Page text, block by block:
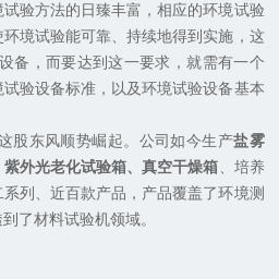
验方法的日臻丰富，相应的环境试验
境试验能可靠、持续地得到实施，这
备，而要达到这一要求，就需有一个
验设备标准，以及环境试验设备基本
股东风顺势崛起。公司如今生产盐雾
紫外光老化试验箱、真空干燥箱 、培养
系列、近百款产品，产品覆盖了环境测
了材料试验机领域。